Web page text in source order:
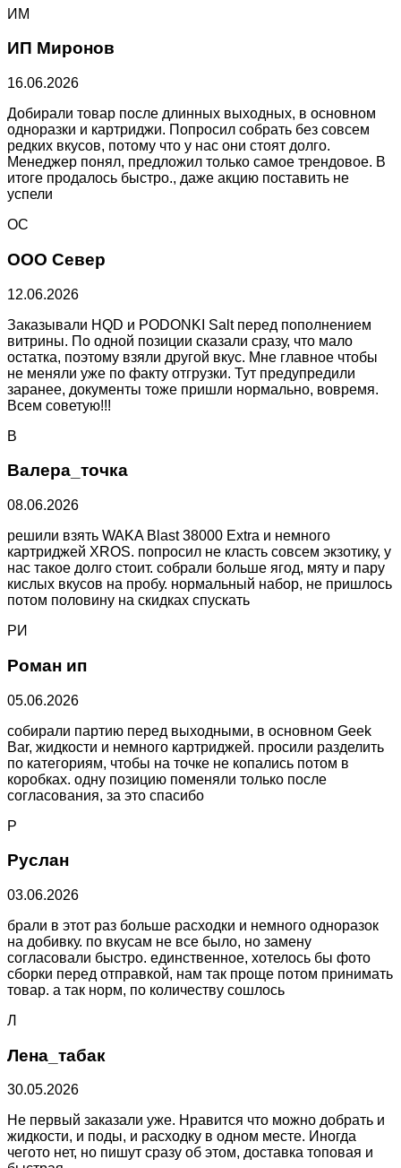
ИМ
ИП Миронов
16.06.2026
Добирали товар после длинных выходных, в основном
одноразки и картриджи. Попросил собрать без совсем
редких вкусов, потому что у нас они стоят долго.
Менеджер понял, предложил только самое трендовое. В
итоге продалось быстро., даже акцию поставить не
успели
ОС
ООО Север
12.06.2026
Заказывали HQD и PODONKI Salt перед пополнением
витрины. По одной позиции сказали сразу, что мало
остатка, поэтому взяли другой вкус. Мне главное чтобы
не меняли уже по факту отгрузки. Тут предупредили
заранее, документы тоже пришли нормально, вовремя.
Всем советую!!!
В
Валера_точка
08.06.2026
решили взять WAKA Blast 38000 Extra и немного
картриджей XROS. попросил не класть совсем экзотику, у
нас такое долго стоит. собрали больше ягод, мяту и пару
кислых вкусов на пробу. нормальный набор, не пришлось
потом половину на скидках спускать
РИ
Роман ип
05.06.2026
собирали партию перед выходными, в основном Geek
Bar, жидкости и немного картриджей. просили разделить
по категориям, чтобы на точке не копались потом в
коробках. одну позицию поменяли только после
согласования, за это спасибо
Р
Руслан
03.06.2026
брали в этот раз больше расходки и немного одноразок
на добивку. по вкусам не все было, но замену
согласовали быстро. единственное, хотелось бы фото
сборки перед отправкой, нам так проще потом принимать
товар. а так норм, по количеству сошлось
Л
Лена_табак
30.05.2026
Не первый заказали уже. Нравится что можно добрать и
жидкости, и поды, и расходку в одном месте. Иногда
чегото нет, но пишут сразу об этом, доставка топовая и